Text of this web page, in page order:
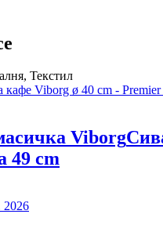
Viborg
49 cm
2026